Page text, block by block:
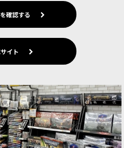
。浅葱色。「テンプルガード」
ー世界のリザードマン社会にお
の警護兵。戦士階層たるザウル
確認する
イト